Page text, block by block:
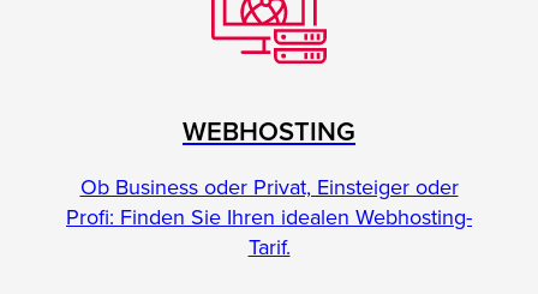
WEBHOSTING
Ob Business oder Privat, Einsteiger oder
Profi: Finden Sie Ihren idealen Webhosting-
Tarif.